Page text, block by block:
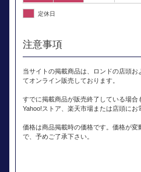
定休日
注意事項
当サイトの掲載商品は、ロンドの店頭お
てオンライン販売しております。
すでに掲載商品が販売終了している場合
Yahoo!ストア、楽天市場または店頭にお
価格は商品掲載時の価格です。価格が
で、予めご了承下さい。